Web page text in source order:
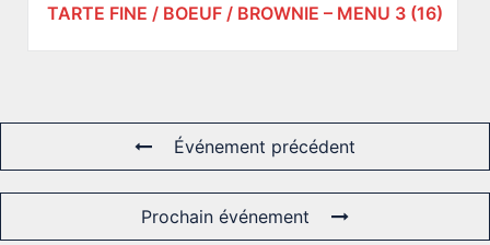
TARTE FINE / BOEUF / BROWNIE – MENU 3 (16)
Événement précédent
Prochain événement